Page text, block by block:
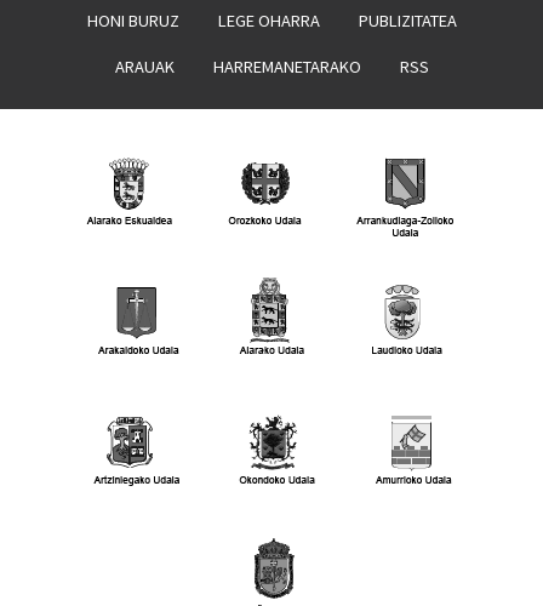
HONI BURUZ LEGE OHARRA PUBLIZITATEA
ARAUAK HARREMANETARAKO RSS